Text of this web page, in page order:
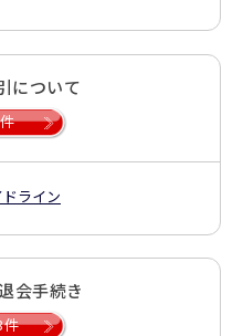
について
ライン
会手続き
件